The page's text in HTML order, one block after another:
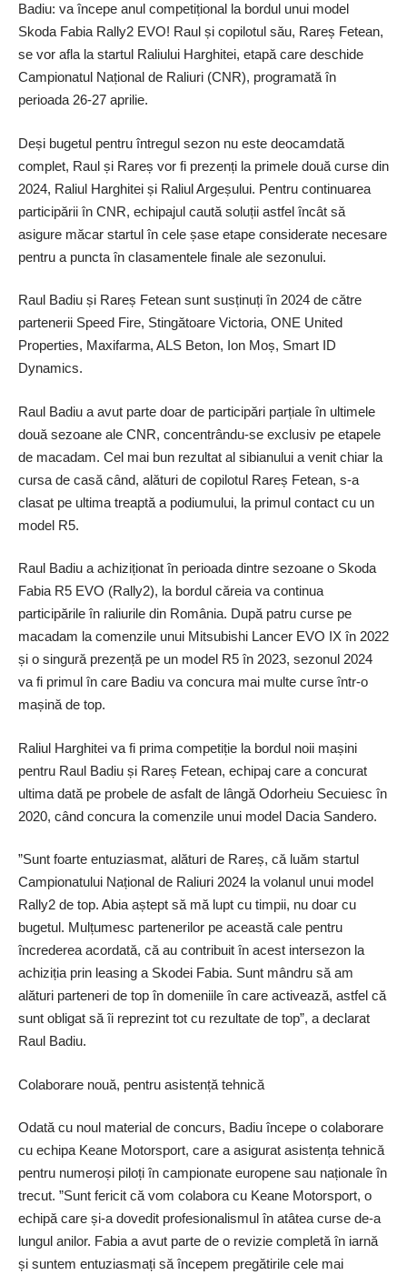
Badiu: va începe anul competițional la bordul unui model
Skoda Fabia Rally2 EVO! Raul și copilotul său, Rareș Fetean,
se vor afla la startul Raliului Harghitei, etapă care deschide
Campionatul Național de Raliuri (CNR), programată în
perioada 26-27 aprilie.
Deși bugetul pentru întregul sezon nu este deocamdată
complet, Raul și Rareș vor fi prezenți la primele două curse din
2024, Raliul Harghitei și Raliul Argeșului. Pentru continuarea
participării în CNR, echipajul caută soluții astfel încât să
asigure măcar startul în cele șase etape considerate necesare
pentru a puncta în clasamentele finale ale sezonului.
Raul Badiu și Rareș Fetean sunt susținuți în 2024 de către
partenerii Speed Fire, Stingătoare Victoria, ONE United
Properties, Maxifarma, ALS Beton, Ion Moș, Smart ID
Dynamics.
Raul Badiu a avut parte doar de participări parțiale în ultimele
două sezoane ale CNR, concentrându-se exclusiv pe etapele
de macadam. Cel mai bun rezultat al sibianului a venit chiar la
cursa de casă când, alături de copilotul Rareș Fetean, s-a
clasat pe ultima treaptă a podiumului, la primul contact cu un
model R5.
Raul Badiu a achi­ziționat în perioada dintre sezoane o Skoda
Fabia R5 EVO (Rally2), la bordul căreia va continua
participările în raliurile din România. După patru curse pe
macadam la comenzile unui Mitsubishi Lancer EVO IX în 2022
și o singură prezență pe un model R5 în 2023, sezonul 2024
va fi primul în care Badiu va concura mai multe curse într-o
mașină de top.
Raliul Harghitei va fi prima competiție la bordul ­noii mașini
pentru Raul Badiu și Rareș Fetean, echipaj care a concurat
ultima dată pe probele de asfalt de lângă Odorheiu Secuiesc în
2020, când concura la comenzile unui model Dacia Sandero.
”Sunt foarte entuziasmat, alături de Rareș, că luăm startul
Campionatului Național de Raliuri 2024 la volanul unui model
Rally2 de top. Abia aștept să mă lupt cu timpii, nu doar cu
bugetul. Mulțumesc partenerilor pe această cale pentru
încrederea acordată, că au contribuit în acest intersezon la
achiziția prin leasing a Skodei Fabia. Sunt mândru să am
alături parteneri de top în domeniile în care activează, astfel că
sunt obligat să îi reprezint tot cu rezultate de top”, a declarat
Raul Badiu.
Colaborare nouă, pentru asistență tehnică
Odată cu noul material de concurs, Badiu începe o colaborare
cu echipa Keane Motorsport, care a asigurat asistența tehnică
pentru numeroși piloți în campionate europene sau naționale în
trecut. ”Sunt fericit că vom colabora cu Keane Motorsport, o
echipă care și-a dovedit profesionalismul în atâtea curse de-a
lungul anilor. Fabia a avut parte de o revizie completă în iarnă
și suntem entuziasmați să începem pregătirile cele mai